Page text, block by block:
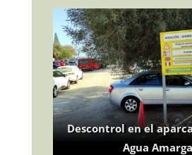
Descontrol en el
Agua Amarga